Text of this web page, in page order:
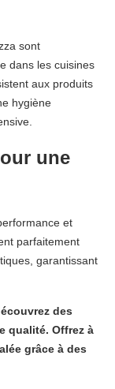
sont
dans les cuisines
aux produits
hygiène
une
et
parfaitement
garantissant
des
qualité. Offrez à
grâce à des